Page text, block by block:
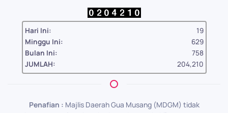
Hari Ini:
19
Minggu Ini:
629
Bulan Ini:
758
JUMLAH:
204,210
Penafian : Majlis Daerah Gua Musang (MDGM) tidak